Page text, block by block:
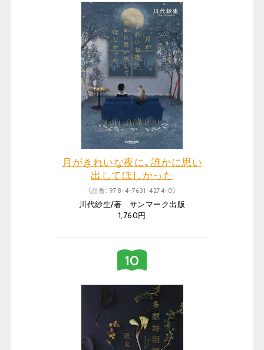
月がきれいな夜に、誰かに思い
出してほしかった
（品番：978-4-7631-4274-0）
川代紗生/著 サンマーク出版
1,760円